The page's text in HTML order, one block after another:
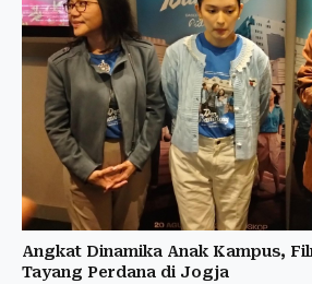
Angkat Dinamika Anak Kampus,
Tayang Perdana di Jogja